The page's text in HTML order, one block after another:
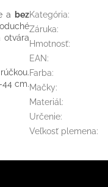
a bez
cm.
Kategória:
Záruka:
Hmotnosť:
EAN:
Farba:
Mačky:
Materiál :
Určenie:
Veľkosť plemena: